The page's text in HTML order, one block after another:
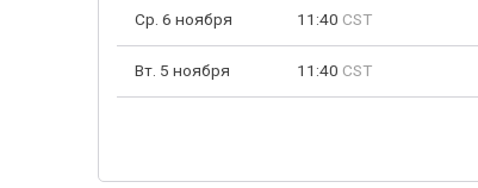
Ср. 6 ноября 11:40 CST
Вт. 5 ноября 11:40 CST